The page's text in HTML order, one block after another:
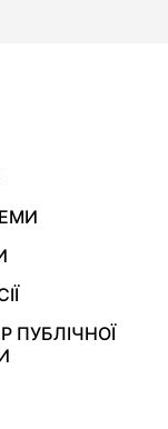
ПУБЛІЧНОЇ